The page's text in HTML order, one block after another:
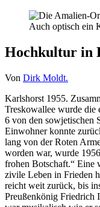
Auch optisch ein
Hochkultur in
Von Dirk Moldt.
Karlshorst 1955.
Treskowallee wurde die
6 von den sowjetischen
Einwohner konnte
lang von der Roten
worden war, wurde
frohen Botschaft.“ Eine
zivile Leben in Frieden
reicht weit zurück, bis
Preußenkönig Friedrich